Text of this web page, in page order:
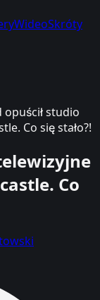
WideoSkróty
opuścił studio
Co się stało?!
Co